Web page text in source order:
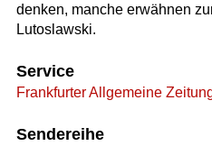
denken, manche erwähnen
Lutoslawski.
Service
Frankfurter Allgemeine
Sendereihe